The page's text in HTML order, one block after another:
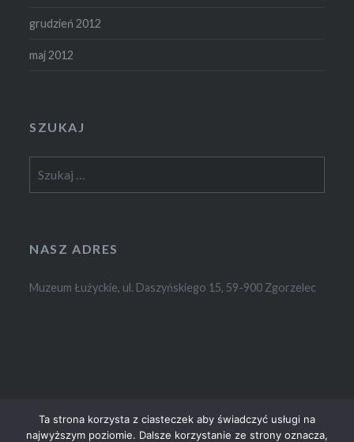
grudzień 2012
maj 2012
SZUKAJ
NASZ ADRES
Muzeum Łużyckie, ul. Daszyńskiego 15, 59-900 Zgorzelec
Ta strona korzysta z ciasteczek aby świadczyć usługi na
najwyższym poziomie. Dalsze korzystanie ze strony oznacza,